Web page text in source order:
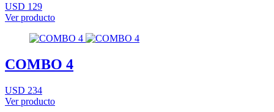
USD 129
Ver producto
COMBO 4
USD 234
Ver producto